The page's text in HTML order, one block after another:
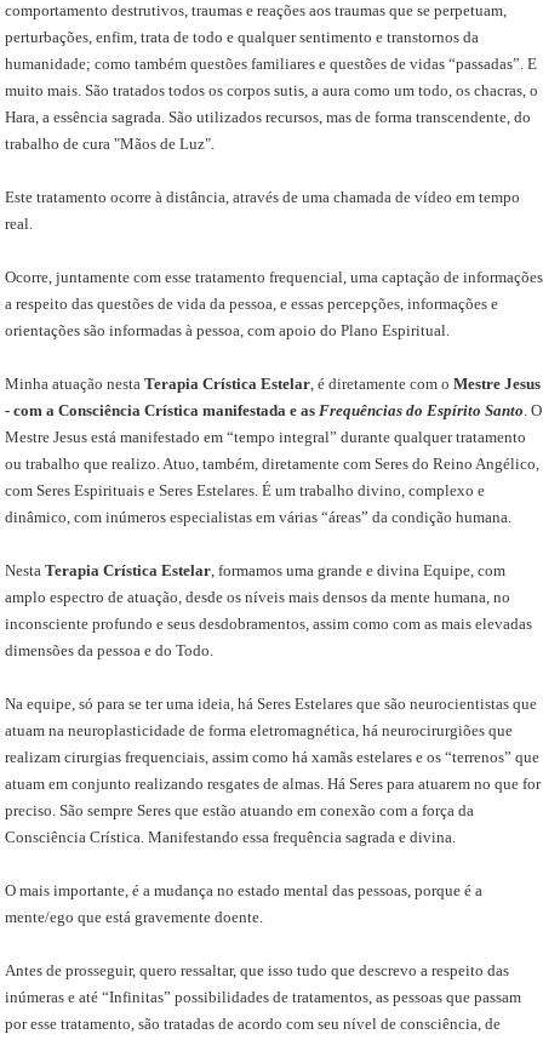
comportamento destrutivos, traumas e reações aos traumas que se perpetuam,
perturbações, enfim, trata de todo e qualquer sentimento e transtornos da
humanidade; como também questões familiares e questões de vidas “passadas”. E
muito mais. São tratados todos os corpos sutis, a aura como um todo, os chacras, o
Hara, a essência sagrada. São utilizados recursos, mas de forma transcendente, do
trabalho de cura "Mãos de Luz".
Este tratamento ocorre à distância, através de uma chamada de vídeo em tempo
real.
Ocorre, juntamente com esse tratamento frequencial, uma captação de informações
a respeito das questões de vida da pessoa, e essas percepções, informações e
orientações são informadas à pessoa, com apoio do Plano Espiritual.
Minha atuação nesta Terapia Crística Estelar, é diretamente com o Mestre Jesus
- com a Consciência Crística manifestada e as Frequências do Espírito Santo. O
Mestre Jesus está manifestado em “tempo integral” durante qualquer tratamento
ou trabalho que realizo. Atuo, também, diretamente com Seres do Reino Angélico,
com Seres Espirituais e Seres Estelares. É um trabalho divino, complexo e
dinâmico, com inúmeros especialistas em várias “áreas” da condição humana.
Nesta Terapia Crística Estelar, formamos uma grande e divina Equipe, com
amplo espectro de atuação, desde os níveis mais densos da mente humana, no
inconsciente profundo e seus desdobramentos, assim como com as mais elevadas
dimensões da pessoa e do Todo.
Na equipe, só para se ter uma ideia, há Seres Estelares que são neurocientistas que
atuam na neuroplasticidade de forma eletromagnética, há neurocirurgiões que
realizam cirurgias frequenciais, assim como há xamãs estelares e os “terrenos” que
atuam em conjunto realizando resgates de almas. Há Seres para atuarem no que for
preciso. São sempre Seres que estão atuando em conexão com a força da
Consciência Crística. Manifestando essa frequência sagrada e divina.
O mais importante, é a mudança no estado mental das pessoas, porque é a
mente/ego que está gravemente doente.
Antes de prosseguir, quero ressaltar, que isso tudo que descrevo a respeito das
inúmeras e até “Infinitas” possibilidades de tratamentos, as pessoas que passam
por esse tratamento, são tratadas de acordo com seu nível de consciência, de